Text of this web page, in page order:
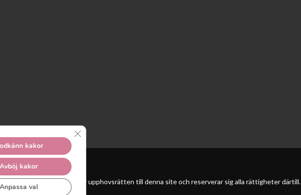
- Unga Reumatiker innehar upphovsrätten till denna site och reserverar sig alla rättigheter därtill.
kakor
Avböj kakor
Anpassa val
Close GDPR Cookie Banner